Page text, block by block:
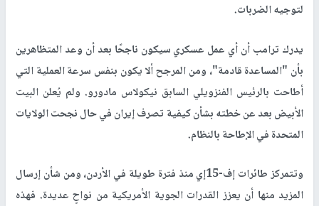
لتوجيه الضربات.
يدرك ترامب أن أي عمل عسكري سيكون ناجحًا بعد أن وعد المتظاهرين
بأن "المساعدة قادمة"، ومن المرجح ألا يكون بنفس سرعة العملية التي
أطاحت بالرئيس الفنزويلي السابق نيكولاس مادورو. ولم يُعلن البيت
الأبيض بعد عن خطته بشأن كيفية تصرف إيران في حال نجحت الولايات
المتحدة في الإطاحة بالنظام.
وتتمركز طائرات إف-15إي منذ فترة طويلة في الأردن، ومن شأن إرسال
المزيد منها أن يعزز القدرات الجوية الأمريكية من نواحٍ عديدة. فهذه